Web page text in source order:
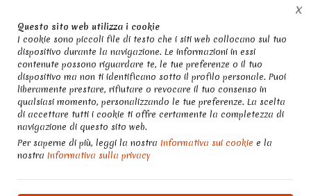
Questo sito web utilizza i cookie
I cookie sono piccoli file di testo che i siti web collocano sul tuo
dispositivo durante la navigazione. Le informazioni in essi
contenute possono riguardare te, le tue preferenze o il tuo
dispositivo ma non ti identificano sotto il profilo personale. Puoi
liberamente prestare, rifiutare o revocare il tuo consenso in
qualsiasi momento, personalizzando le tue preferenze. La scelta
di accettare tutti i cookie ti offre certamente la completezza di
navigazione di questo sito web.
Per saperne di più, leggi la nostra Informativa sui cookie e la
nostra Informativa sulla privacy
X
Whatsapp 3358248895
Home Shop: colori e pennelli, cucito creativo, bigiotteria, stoffe, feltro, tovaglioli
Lame per cutter professionale
stafil busta da 5 pezzi